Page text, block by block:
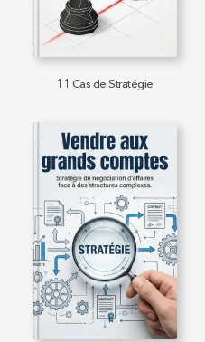
11 Cas de Stratégie